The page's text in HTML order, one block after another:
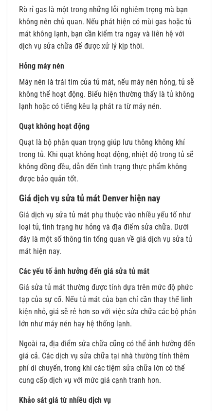
Rò rỉ gas là một trong những lỗi nghiêm trọng mà bạn
không nên chủ quan. Nếu phát hiện có mùi gas hoặc tủ
mát không lạnh, bạn cần kiểm tra ngay và liên hệ với
dịch vụ sửa chữa để được xử lý kịp thời.
Hỏng máy nén
Máy nén là trái tim của tủ mát, nếu máy nén hỏng, tủ sẽ
không thể hoạt động. Biểu hiện thường thấy là tủ không
lạnh hoặc có tiếng kêu lạ phát ra từ máy nén.
Quạt không hoạt động
Quạt là bộ phận quan trọng giúp lưu thông không khí
trong tủ. Khi quạt không hoạt động, nhiệt độ trong tủ sẽ
không đồng đều, dẫn đến tình trạng thực phẩm không
được bảo quản tốt.
Giá dịch vụ sửa tủ mát Denver hiện nay
Giá dịch vụ sửa tủ mát phụ thuộc vào nhiều yếu tố như
loại tủ, tình trạng hư hỏng và địa điểm sửa chữa. Dưới
đây là một số thông tin tổng quan về giá dịch vụ sửa tủ
mát hiện nay.
Các yếu tố ảnh hưởng đến giá sửa tủ mát
Giá sửa tủ mát thường được tính dựa trên mức độ phức
tạp của sự cố. Nếu tủ mát của bạn chỉ cần thay thế linh
kiện nhỏ, giá sẽ rẻ hơn so với việc sửa chữa các bộ phận
lớn như máy nén hay hệ thống lạnh.
Ngoài ra, địa điểm sửa chữa cũng có thể ảnh hưởng đến
giá cả. Các dịch vụ sửa chữa tại nhà thường tính thêm
phí di chuyển, trong khi các tiệm sửa chữa lớn có thể
cung cấp dịch vụ với mức giá cạnh tranh hơn.
Khảo sát giá từ nhiều dịch vụ